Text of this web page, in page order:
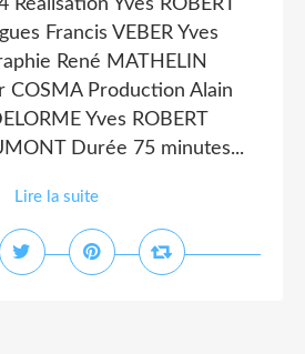
Réalisation Yves ROBERT
Francis VEBER Yves
René MATHELIN
COSMA Production Alain
Yves ROBERT
Durée 75 minutes...
Lire la suite